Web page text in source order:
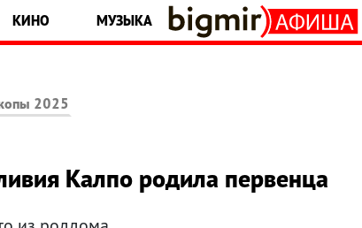
КИНО МУЗЫКА
2025
Калпо родила первенца